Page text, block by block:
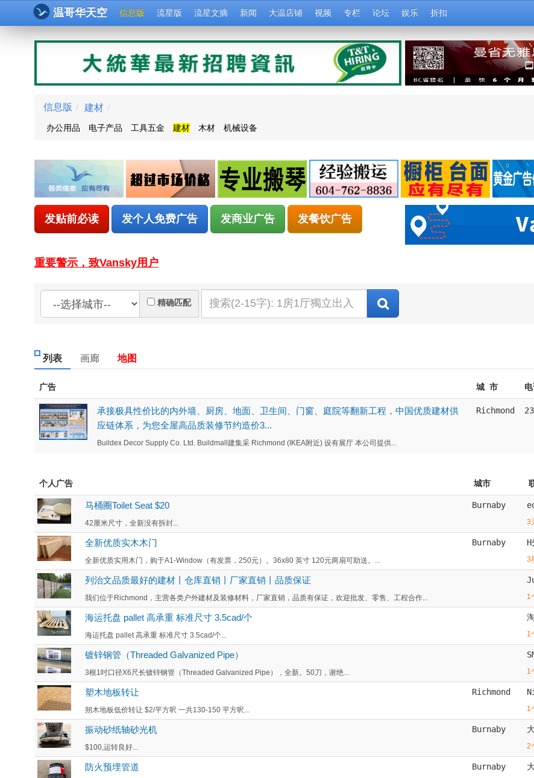
温哥华天空 信息版 流星版 流星文摘 新闻 大温店铺 视频 专栏 论坛 娱乐 折扣
信息版 / 建材 /
办公用品 电子产品 工具五金 建材 木材 机械设备
发贴前必读 发个人免费广告 发商业广告 发餐饮广告
重要警示，致Vansky用户
精确匹配
列表 画廊 地图
广告 城 市
承接极具性价比的内外墙、厨房、地面、卫生间、门窗、庭院等翻新工程，中国优质建材供
应链体系，为您全屋高品质装修节约造价3...
Buildex Decor Supply Co. Ltd. Buildmall建集采 Richmond (IKEA附近) 设有展厅 本公司提供...
Richmond
个人广告 城市
马桶圈Toilet Seat $20
42厘米尺寸，全新没有拆封...
Burnaby
3
全新优质实木木门
全新优质实用木门，购于A1-Window（有发票，250元）。36x80 英寸 120元两扇可助送。...
Burnaby
3
列治文品质最好的建材丨仓库直销丨厂家直销丨品质保证
我们位于Richmond，主营各类户外建材及装修材料，厂家直销，品质有保证，欢迎批发、零售、工程合作... 1
海运托盘 pallet 高承重 标准尺寸 3.5cad/个
海运托盘 pallet 高承重 标准尺寸 3.5cad/个... 1
镀锌钢管（Threaded Galvanized Pipe）
3根1吋口径X6尺长镀锌钢管（Threaded Galvanized Pipe），全新。50刀，谢绝... 1
塑木地板转让
朔木地板低价转让 $2/平方呎 一共130-150 平方呎...
Richmond
1
振动砂纸轴砂光机
$100,运转良好...
Burnaby
2
防火预埋管道 Burnaby